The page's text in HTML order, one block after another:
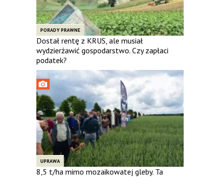
PORADY PRAWNE
Dostał rentę z KRUS, ale musiał
wydzierżawić gospodarstwo. Czy zapłaci
podatek?
UPRAWA
8,5 t/ha mimo mozaikowatej gleby. Ta